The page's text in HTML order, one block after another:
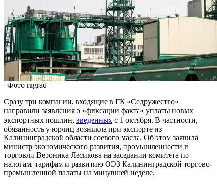
Фото rugrad
Сразу три компании, входящие в ГК «Содружество»
направили заявления о «фиксации факта» уплаты новых
экспортных пошлин, введенных с 1 октября. В частности,
обязанность у юрлиц возникла при экспорте из
Калининградской области соевого масла. Об этом заявила
министр экономического развития, промышленности и
торговли Вероника Лесикова на заседании комитета по
налогам, тарифам и развитию ОЭЗ Калининградской торгово-
промышленной палаты на минувшей неделе.